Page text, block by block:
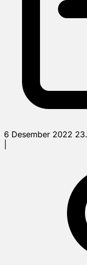
6 Desember 2022